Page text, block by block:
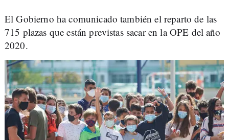
El Gobierno ha comunicado también el reparto de las
715 plazas que están previstas sacar en la OPE del año
2020.